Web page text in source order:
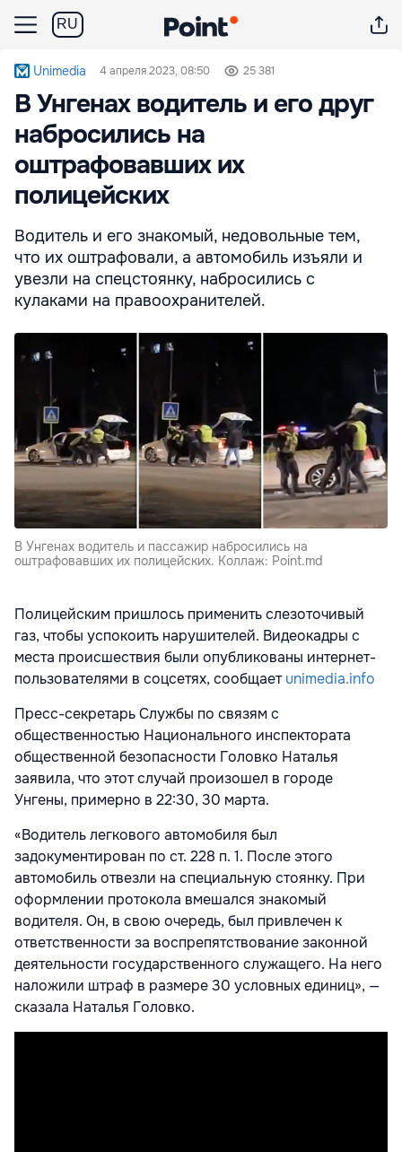
RU
Unimedia 4 апреля 2023, 08:50 25 381
В Унгенах водитель и его друг
набросились на
оштрафовавших их
полицейских
Водитель и его знакомый, недовольные тем,
что их оштрафовали, а автомобиль изъяли и
увезли на спецстоянку, набросились с
кулаками на правоохранителей.
В Унгенах водитель и пассажир набросились на
оштрафовавших их полицейских. Коллаж: Point.md
Полицейским пришлось применить слезоточивый
газ, чтобы успокоить нарушителей. Видеокадры с
места происшествия были опубликованы интернет-
пользователями в соцсетях, сообщаетunimedia.info
Пресс-секретарь Службы по связям с
общественностью Национального инспектората
общественной безопасности Головко Наталья
заявила, что этот случай произошел в городе
Унгены, примерно в 22:30, 30 марта.
«Водитель легкового автомобиля был
задокументирован по ст. 228 п. 1. После этого
автомобиль отвезли на специальную стоянку. При
оформлении протокола вмешался знакомый
водителя. Он, в свою очередь, был привлечен к
ответственности за воспрепятствование законной
деятельности государственного служащего. На него
наложили штраф в размере 30 условных единиц», —
сказала Наталья Головко.